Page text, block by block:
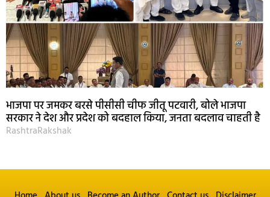
भाजपा पर जमकर बरसे पीसीसी चीफ जीतू पटवारी, बोले भाजपा
सरकार ने देश और प्रदेश को बदहाल किया, जनता बदलाव चाहती है
RashtraRakshak